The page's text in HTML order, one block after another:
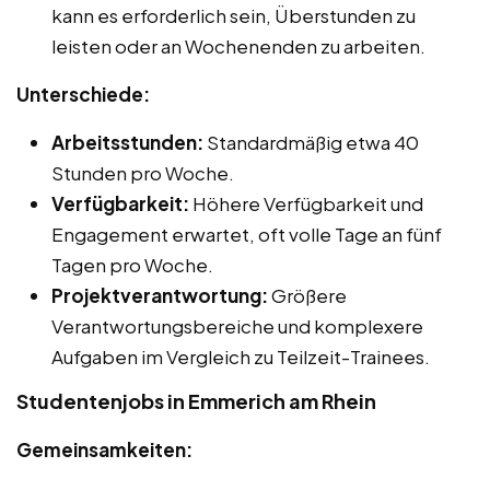
kann es erforderlich sein, Überstunden zu
leisten oder an Wochenenden zu arbeiten.
Unterschiede:
Arbeitsstunden: Standardmäßig etwa 40
Stunden pro Woche.
Verfügbarkeit: Höhere Verfügbarkeit und
Engagement erwartet, oft volle Tage an fünf
Tagen pro Woche.
Projektverantwortung:Größere
Verantwortungsbereiche und komplexere
Aufgaben im Vergleich zu Teilzeit-Trainees.
Studentenjobs in Emmerich am Rhein
Gemeinsamkeiten: